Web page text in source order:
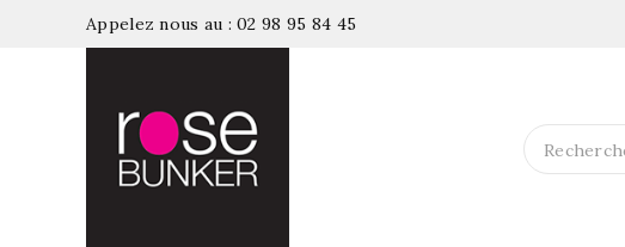
Appelez nous au : 02 98 95 84 45